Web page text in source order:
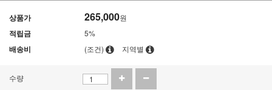
상품가 265,000원
적립금 5%
배송비 (조건) 지역별
수량